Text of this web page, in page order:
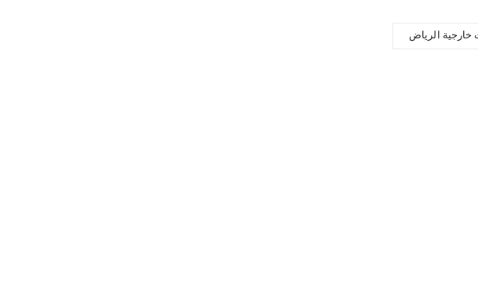
الرياض